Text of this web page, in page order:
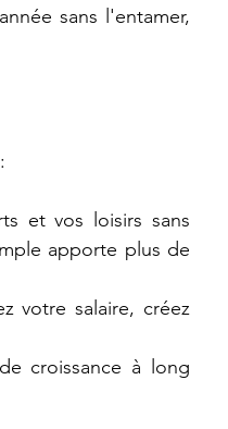
sans l'entamer,
et vos loisirs sans
apporte plus de
votre salaire, créez
croissance à long